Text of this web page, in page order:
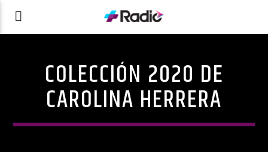
COLECCIÓN 2020 DE
CAROLINA HERRERA